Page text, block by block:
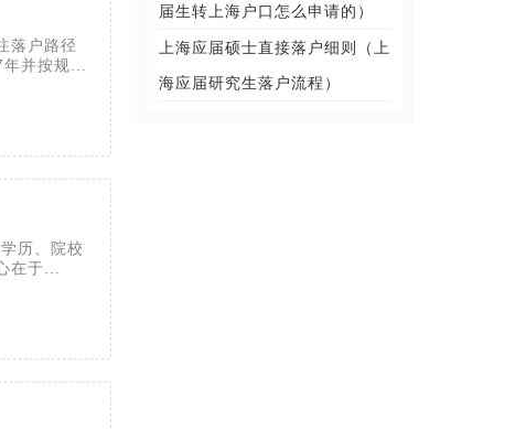
落户路径
并按规...
历、院校
在于...
届生转上海户口怎么申请的）
上海应届硕士直接落户细则（上
海应届研究生落户流程）